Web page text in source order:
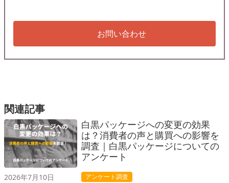
お問い合わせ
関連記事
白黒パッケージへの変更の効果
は？消費者の声と購買への影響を
調査｜白黒パッケージについての
アンケート
2026年7月10日 アンケート調査